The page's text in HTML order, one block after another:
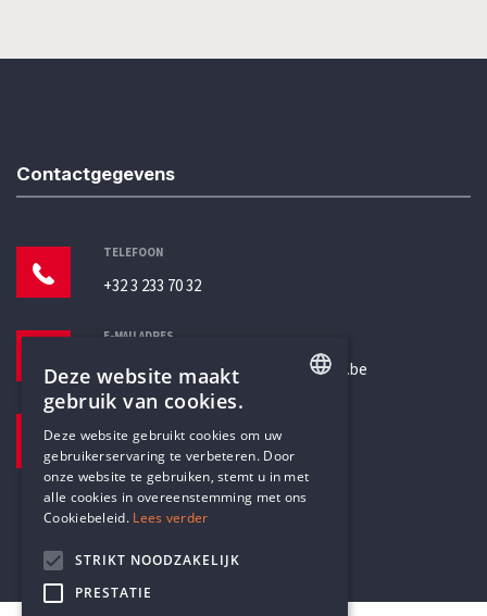
Contactgegevens
TELEFOON
+32 3 233 70 32
E-MAILADRES
secretariaat@humanistischverbond.be
Pottenbrug 4
Antwerpen, 2000
DUTCH
Deze website maakt
gebruik van cookies.
Deze website gebruikt cookies om uw
gebruikerservaring te verbeteren. Door
onze website te gebruiken, stemt u in met
alle cookies in overeenstemming met ons
Cookiebeleid. Lees verder
STRIKT NOODZAKELIJK
PRESTATIE